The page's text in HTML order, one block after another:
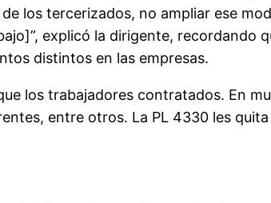
los tercerizados, no ampliar ese
explicó la dirigente, recordando
distintos en las empresas.
los trabajadores contratados. En
entre otros. La PL 4330 les